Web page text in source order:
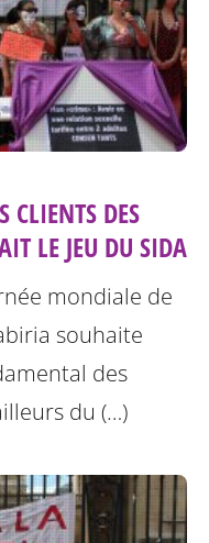
CLIENTS DES
LE JEU DU SIDA
mondiale de
souhaite
des
du (…)